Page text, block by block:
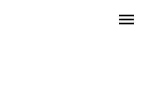
menu